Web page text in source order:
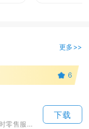
更多>>
6
送酒郎主打同城酒水即时零售服务，依托线下连锁门店打造线上购酒平台，面向家庭小聚、宴请、户外...
下载